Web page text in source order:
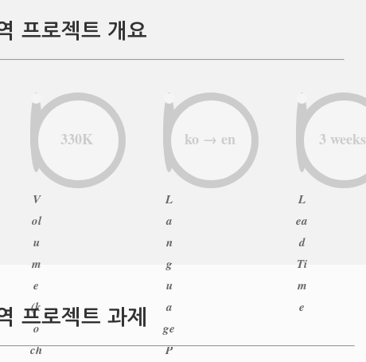
프로젝트 개요
330K
V
ol
u
m
e
(k
o
ch
ko → en
L
a
n
g
u
a
ge
P
3 weeks
L
ea
d
Ti
m
e
프로젝트 과제